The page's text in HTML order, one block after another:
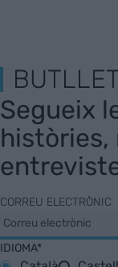
Segueix
CORREU ELECTRÒNIC
IDIOMA*